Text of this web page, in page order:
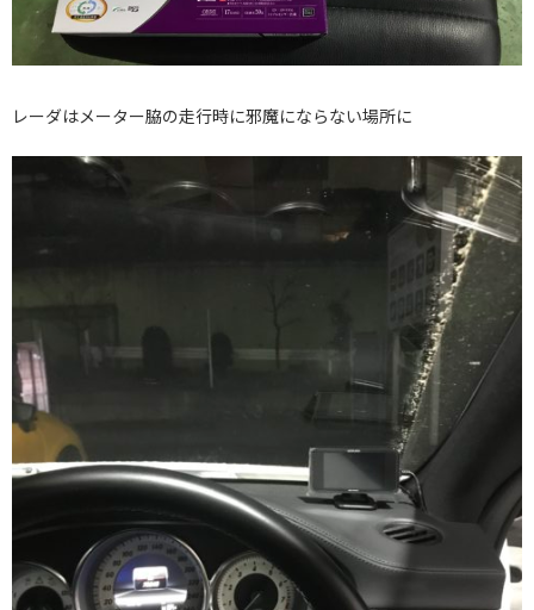
レーダはメーター脇の走行時に邪魔にならない場所に